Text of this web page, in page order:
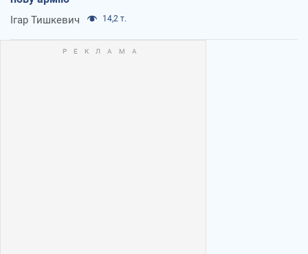
Ігар Тишкевич 14,2 т.